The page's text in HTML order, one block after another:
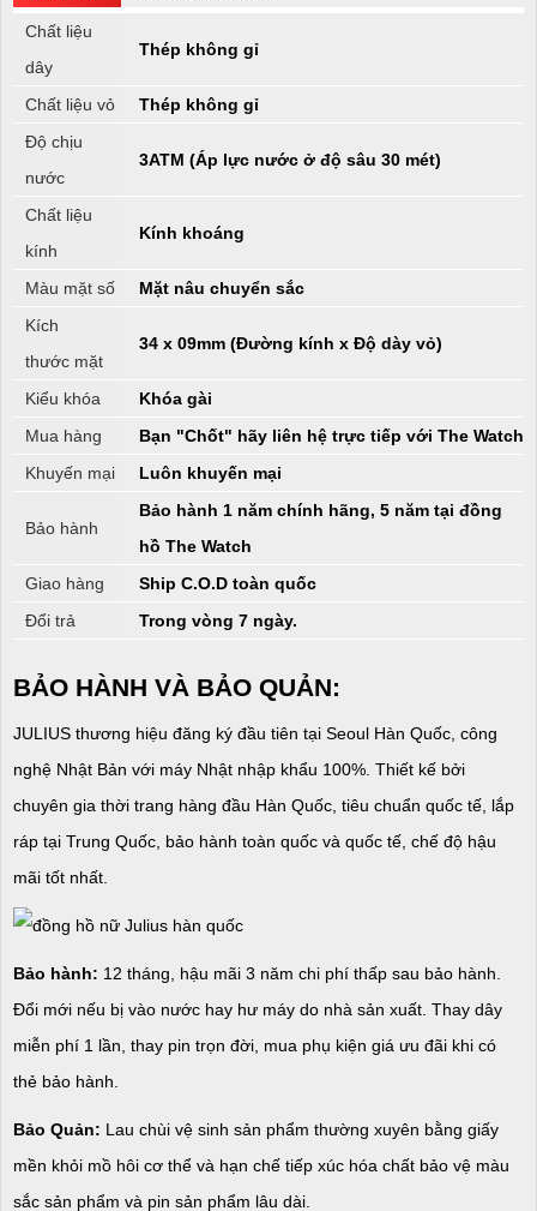
Chất liệu
dây
Thép không gỉ
Chất liệu vỏ
Thép không gỉ
Độ chịu
nước
3ATM (Áp lực nước ở độ sâu 30 mét)
Chất liệu
kính
Kính khoáng
Màu mặt số
Mặt nâu chuyển sắc
Kích
thước mặt
34 x 09mm (Đường kính x Độ dày vỏ)
Kiểu khóa
Khóa gài
Mua hàng
Bạn "Chốt" hãy liên hệ trực tiếp với The Watch
Khuyến mại
Luôn khuyến mại
Bảo hành
Bảo hành 1 năm chính hãng, 5 năm tại đồng
hồ The Watch
Giao hàng
Ship C.O.D toàn quốc
Đổi trả
Trong vòng 7 ngày.
BẢO HÀNH VÀ BẢO QUẢN:
JULIUS thương hiệu đăng ký đầu tiên tại Seoul Hàn Quốc, công
nghệ Nhật Bản với máy Nhật nhập khẩu 100%. Thiết kế bởi
chuyên gia thời trang hàng đầu Hàn Quốc, tiêu chuẩn quốc tế, lắp
ráp tại Trung Quốc, bảo hành toàn quốc và quốc tế, chế độ hậu
mãi tốt nhất.
Bảo hành: 12 tháng, hậu mãi 3 năm chi phí thấp sau bảo hành.
Đổi mới nếu bị vào nước hay hư máy do nhà sản xuất. Thay dây
miễn phí 1 lần, thay pin trọn đời, mua phụ kiện giá ưu đãi khi có
thẻ bảo hành.
Bảo Quản: Lau chùi vệ sinh sản phẩm thường xuyên bằng giấy
mền khỏi mồ hôi cơ thể và hạn chế tiếp xúc hóa chất bảo vệ màu
sắc sản phẩm và pin sản phẩm lâu dài.